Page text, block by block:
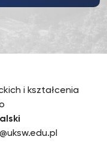
i kształcenia